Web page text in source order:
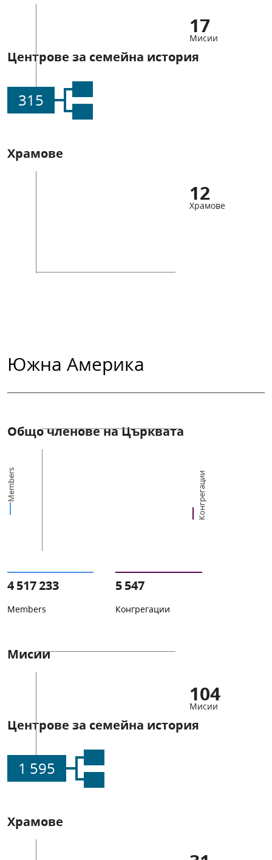
17
Мисии
Центрове за семейна история
315
Храмове
12
Храмове
Южна Америка
Общо членове на Църквата
Members Конгрегации
4 517 233
Members
5 547
Конгрегации
Мисии
104
Мисии
Центрове за семейна история
1 595
Храмове